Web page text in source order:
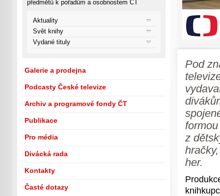
předmětů k pořadům a osobnostem ČT
Aktuality
Svět knihy
Vydané tituly
Galerie a prodejna
Podcasty České televize
Archiv a programové fondy ČT
Publikace
Pro média
Divácká rada
Kontakty
Časté dotazy
Pod
z
her.